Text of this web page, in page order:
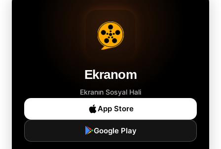
Ekranom
Ekranın Sosyal Hali
App Store
Google Play